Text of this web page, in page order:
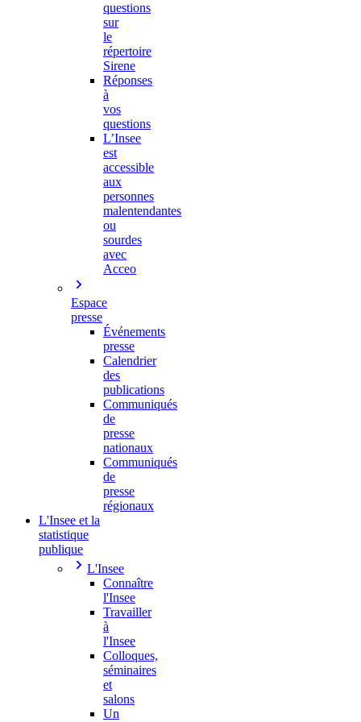
questions
sur
le
répertoire
Sirene
Réponses
à
vos
questions
L’Insee
est
accessible
aux
personnes
malentendantes
ou
sourdes
avec
Acceo
Espace
presse
Événements
presse
Calendrier
des
publications
Communiqués
de
presse
nationaux
Communiqués
de
presse
régionaux
L'Insee et la
statistique
publique
L'Insee
Connaître
l'Insee
Travailler
à
l'Insee
Colloques,
séminaires
et
salons
Un